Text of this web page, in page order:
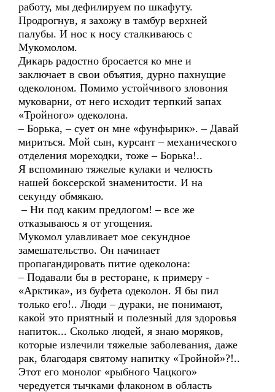
работу, мы дефилируем по шкафуту.
Продрогнув, я захожу в тамбур верхней
палубы. И нос к носу сталкиваюсь с
Мукомолом.
Дикарь радостно бросается ко мне и
заключает в свои объятия, дурно пахнущие
одеколоном. Помимо устойчивого зловония
муковарни, от него исходит терпкий запах
«Тройного» одеколона.
– Борька, – сует он мне «фунфырик». – Давай
мириться. Мой сын, курсант – механического
отделения мореходки, тоже – Борька!..
Я вспоминаю тяжелые кулаки и челюсть
нашей боксерской знаменитости. И на
секунду обмякаю.
– Ни под каким предлогом! – все же
отказываюсь я от угощения.
Мукомол улавливает мое секундное
замешательство. Он начинает
пропагандировать питие одеколона:
– Подавали бы в ресторане, к примеру -
«Арктика», из буфета одеколон. Я бы пил
только его!.. Люди – дураки, не понимают,
какой это приятный и полезный для здоровья
напиток... Сколько людей, я знаю моряков,
которые излечили тяжелые заболевания, даже
рак, благодаря святому напитку «Тройной»?!..
Этот его монолог «рыбного Чацкого»
чередуется тычками флаконом в область